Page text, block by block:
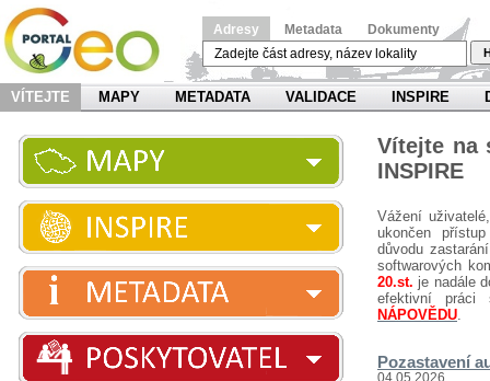
Adresy Metadata Dokumenty
VÍTEJTE MAPY METADATA VALIDACE INSPIRE
Vítejte na
INSPIRE
Vážení
ukončen
důvodu
softwarových
20.st. je nadále
efektivní práci
NÁPOVĚDU.
Pozastavení
04.05.2026